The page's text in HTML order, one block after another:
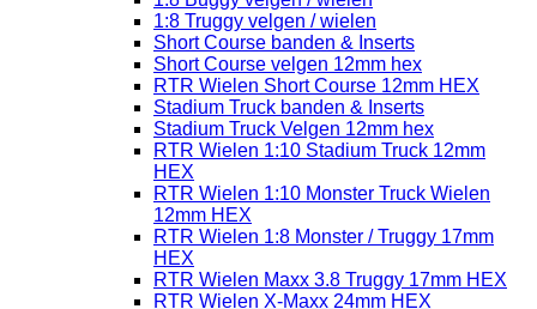
1:8 Truggy velgen / wielen
Short Course banden & Inserts
Short Course velgen 12mm hex
RTR Wielen Short Course 12mm HEX
Stadium Truck banden & Inserts
Stadium Truck Velgen 12mm hex
RTR Wielen 1:10 Stadium Truck 12mm
HEX
RTR Wielen 1:10 Monster Truck Wielen
12mm HEX
RTR Wielen 1:8 Monster / Truggy 17mm
HEX
RTR Wielen Maxx 3.8 Truggy 17mm HEX
RTR Wielen X-Maxx 24mm HEX